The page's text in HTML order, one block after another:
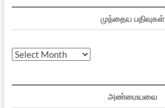
முந்தைய பதிவுகள்
முந்தைய
அண்மையவை